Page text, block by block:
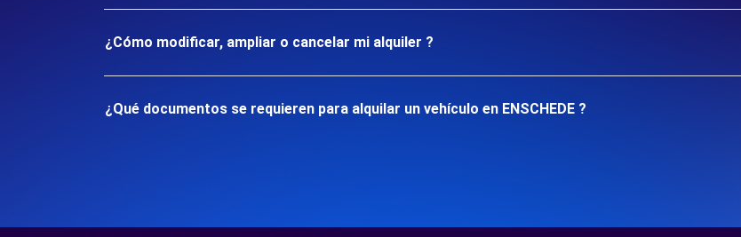
¿Cómo modificar, ampliar o cancelar mi alquiler ?
¿Qué documentos se requieren para alquilar un vehículo en ENSCHEDE ?